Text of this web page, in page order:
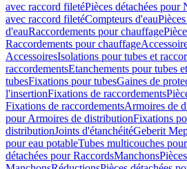
avec raccord filetéPièces détachées
avec raccord filetéCompteurs d'eau
d'eauRaccordements pour chauffage
Raccordements pour chauffage
AccessoiresIsolations pour tubes et
raccordementsEtanchements pour tubes
tubesFixations pour tubesGaines de
l'insertionFixations de raccordements
Fixations de raccordementsArmoires de
pour Armoires de distributionFixations
distributionJoints d'étanchéitéGeberit
pour eau potableTubes multicouches
détachées pour RaccordsManchons